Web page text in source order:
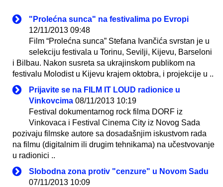
"Prolećna sunca" na festivalima po Evropi
12/11/2013 09:48
Film “Prolećna sunca” Stefana Ivančića svrstan je u
selekciju festivala u Torinu, Sevilji, Kijevu, Barseloni
i Bilbau. Nakon susreta sa ukrajinskom publikom na
festivalu Molodist u Kijevu krajem oktobra, i projekcije u ..
Prijavite se na FILM IT LOUD radionice u
Vinkovcima 08/11/2013 10:19
Festival dokumentarnog rock filma DORF iz
Vinkovaca i Festival Cinema City iz Novog Sada
pozivaju filmske autore sa dosadašnjim iskustvom rada
na filmu (digitalnim ili drugim tehnikama) na učestvovanje
u radionici ..
Slobodna zona protiv "cenzure" u Novom Sadu
07/11/2013 10:09